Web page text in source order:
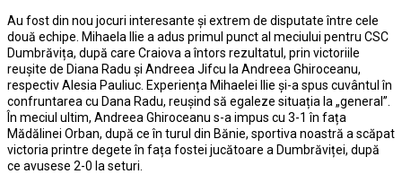
Au fost din nou jocuri interesante și extrem de disputate între cele
două echipe. Mihaela Ilie a adus primul punct al meciului pentru CSC
Dumbrăvița, după care Craiova a întors rezultatul, prin victoriile
reușite de Diana Radu și Andreea Jifcu la Andreea Ghiroceanu,
respectiv Alesia Pauliuc. Experiența Mihaelei Ilie și-a spus cuvântul în
confruntarea cu Dana Radu, reușind să egaleze situația la „general”.
În meciul ultim, Andreea Ghiroceanu s-a impus cu 3-1 în fața
Mădălinei Orban, după ce în turul din Bănie, sportiva noastră a scăpat
victoria printre degete în fața fostei jucătoare a Dumbrăviței, după
ce avusese 2-0 la seturi.